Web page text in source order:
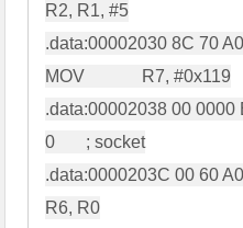
R2, R1, #5
.data:00002030 8C 70
MOV             R7, #0x119
.data:00002038 00 0000
0       ; socket
.data:0000203C 00 60
R6, R0